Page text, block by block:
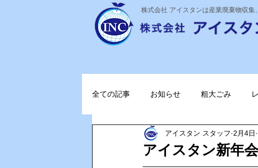
株式会社 アイスタンは産業廃棄物収
全ての記事 お知らせ 粗大ごみ
ステライザ 感染対策 経費削減
アイスタン新年
アイスタン スタッフ 2月4日